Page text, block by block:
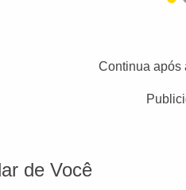
Continua após
de Você